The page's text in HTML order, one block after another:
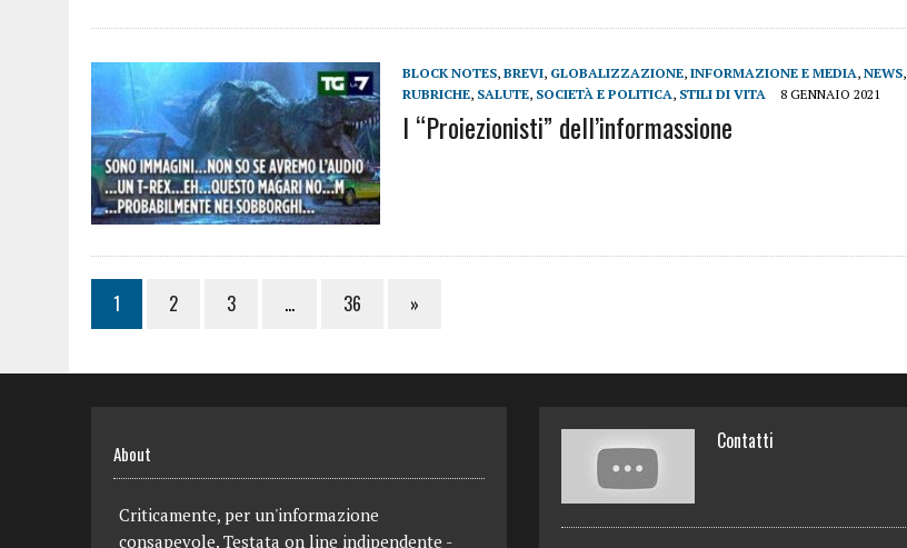
BLOCK NOTES, BREVI, GLOBALIZZAZIONE, INFORMAZIONE E MEDIA, NEWS,
RUBRICHE, SALUTE, SOCIETÀ E POLITICA, STILI DI VITA 8 GENNAIO 2021
I “Proiezionisti” dell’informassione
1 2 3 … 36 »
About
Criticamente, per un'informazione
consapevole. Testata on line indipendente -
Contatti